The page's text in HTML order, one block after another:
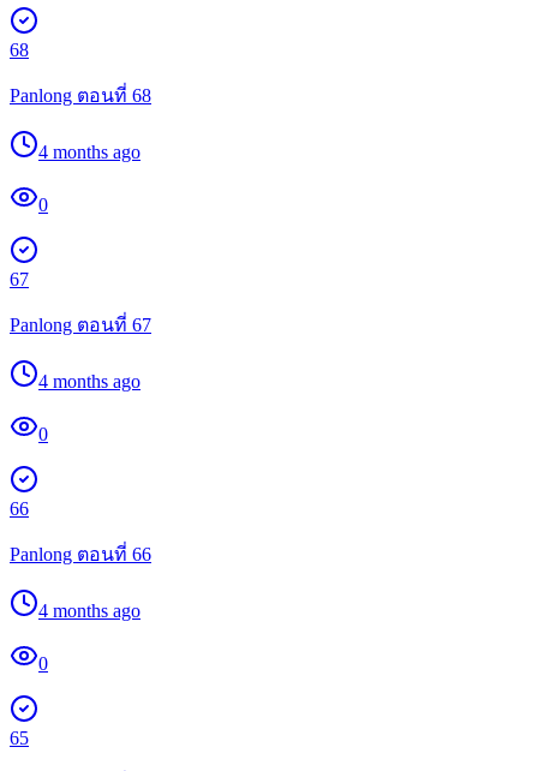
68
Panlong ตอนที่ 68
4 months ago
0
67
Panlong ตอนที่ 67
4 months ago
0
66
Panlong ตอนที่ 66
4 months ago
0
65